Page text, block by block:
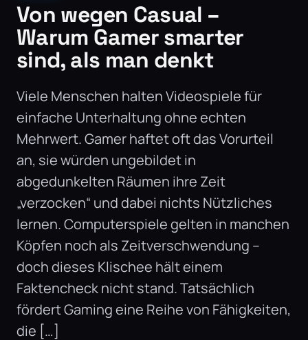
Von wegen Casual –
Warum Gamer smarter
sind, als man denkt
Viele Menschen halten Videospiele für
einfache Unterhaltung ohne echten
Mehrwert. Gamer haftet oft das Vorurteil
an, sie würden ungebildet in
abgedunkelten Räumen ihre Zeit
„verzocken“ und dabei nichts Nützliches
lernen. Computerspiele gelten in manchen
Köpfen noch als Zeitverschwendung –
doch dieses Klischee hält einem
Faktencheck nicht stand. Tatsächlich
fördert Gaming eine Reihe von Fähigkeiten,
die […]